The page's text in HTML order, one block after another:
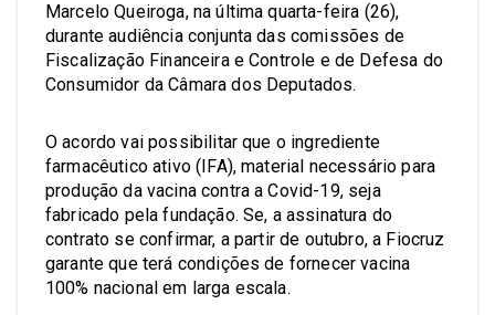
Marcelo Queiroga, na última quarta-feira (26),
durante audiência conjunta das comissões de
Fiscalização Financeira e Controle e de Defesa do
Consumidor da Câmara dos Deputados.
O acordo vai possibilitar que o ingrediente
farmacêutico ativo (IFA), material necessário para
produção da vacina contra a Covid-19, seja
fabricado pela fundação. Se, a assinatura do
contrato se confirmar, a partir de outubro, a Fiocruz
garante que terá condições de fornecer vacina
100% nacional em larga escala.